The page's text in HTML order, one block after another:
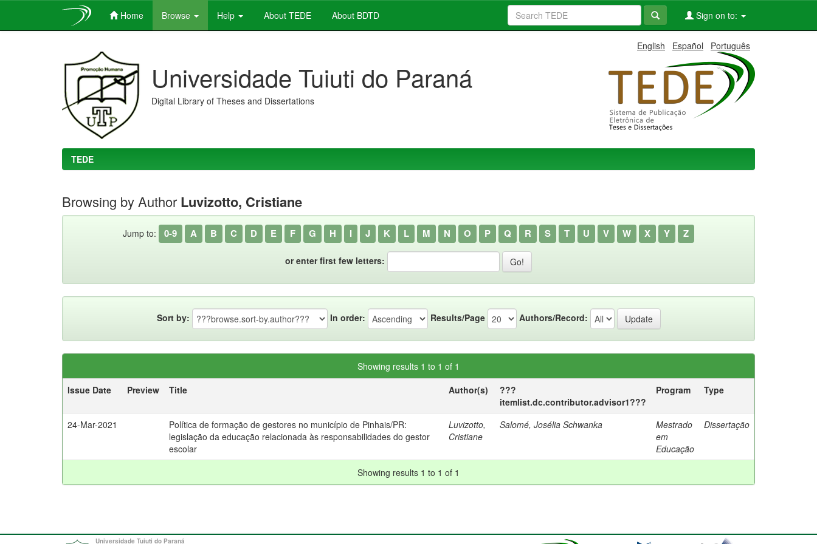
Home Browse Help About TEDE About BDTD Sign on to:
English Español Português
Universidade Tuiuti do Paraná
Digital Library of Theses and Dissertations
TEDE
Browsing by Author Luvizotto, Cristiane
Jump to: 0-9 A B C D E F G H I J K L M N O P Q R S T U V W X Y Z
or enter first few letters:
Sort by: In order: Results/Page Authors/Record:
Showing results 1 to 1 of 1
Issue Date
Preview Title Author(s)
???
itemlist.dc.contributor.advisor1???
Program Type
24-Mar-2021
Política de formação de gestores no município de Pinhais/PR:
legislação da educação relacionada às responsabilidades do gestor
escolar
Luvizotto,
Cristiane
Salomé, Josélia Schwanka
Mestrado
em
Educação
Dissertação
Showing results 1 to 1 of 1
Universidade Tuiuti do Paraná